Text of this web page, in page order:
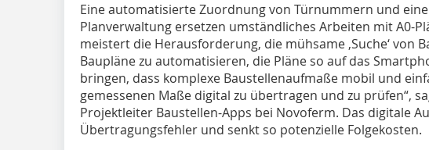
Eine automatisierte Zuordnung von Türnummern und
Planverwaltung ersetzen umständliches Arbeiten mit A0-
meistert die Herausforderung, die mühsame ‚Suche‘ von
Baupläne zu automatisieren, die Pläne so auf das
bringen, dass komplexe Baustellenaufmaße mobil und
gemessenen Maße digital zu übertragen und zu prüfen“,
Projektleiter Baustellen-Apps bei Novoferm. Das digitale
Übertragungsfehler und senkt so potenzielle Folgekosten.